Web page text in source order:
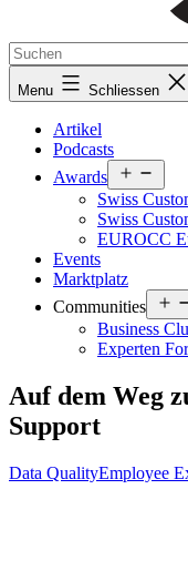
Menu Schliessen
Artikel
Podcasts
Awards
menu
Swiss
Swiss
EUROCC
Events
Marktplatz
Communities
Business
Experten
Auf dem Weg
Support
Data QualityEmployee